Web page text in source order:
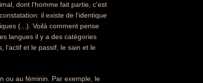
dont l'homme fait partie, c'est
il existe de l'identique
(...). Voilà comment pense
langues il y a des catégories
l'actif et le passif, le sain et le
ou au féminin. Par exemple, le